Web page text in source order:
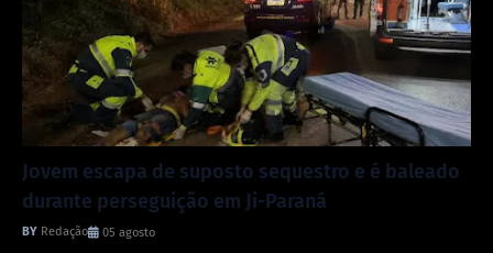
Jovem escapa de suposto sequestro e é baleado
durante perseguição em Ji-Paraná
Redação 05 agosto